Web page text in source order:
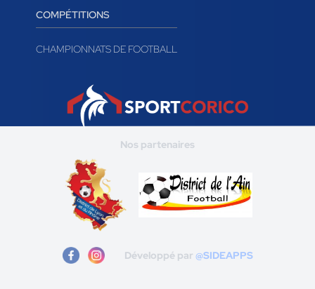
COMPÉTITIONS
CHAMPIONNATS DE FOOTBALL
Nos partenaires
Développé par @SIDEAPPS